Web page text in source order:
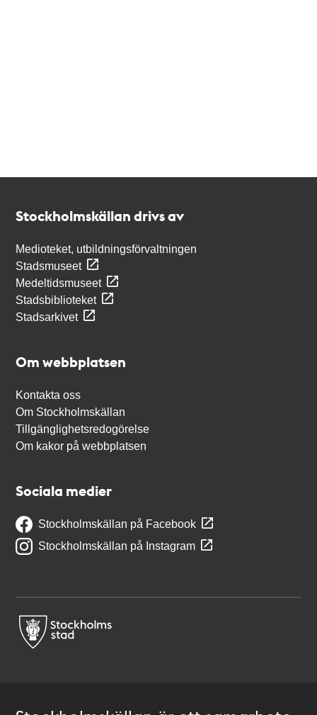
Stockholmskällan drivs av
Medioteket, utbildningsförvaltningen
Stadsmuseet
Medeltidsmuseet
Stadsbiblioteket
Stadsarkivet
Om webbplatsen
Kontakta oss
Om Stockholmskällan
Tillgänglighetsredogörelse
Om kakor på webbplatsen
Sociala medier
Stockholmskällan på Facebook
Stockholmskällan på Instagram